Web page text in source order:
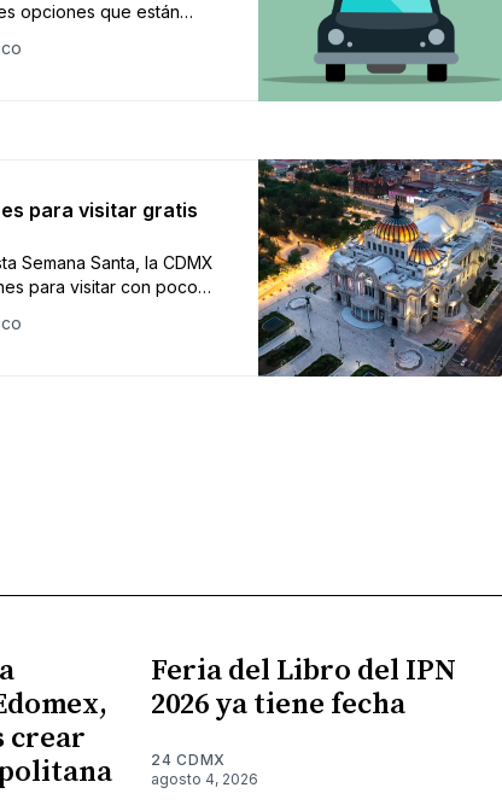
opciones que están
para visitar gratis
Semana Santa, la CDMX
para visitar con poco
crear
Feria del Libro del IPN
2026 ya tiene fecha
24 CDMX
agosto 4, 2026